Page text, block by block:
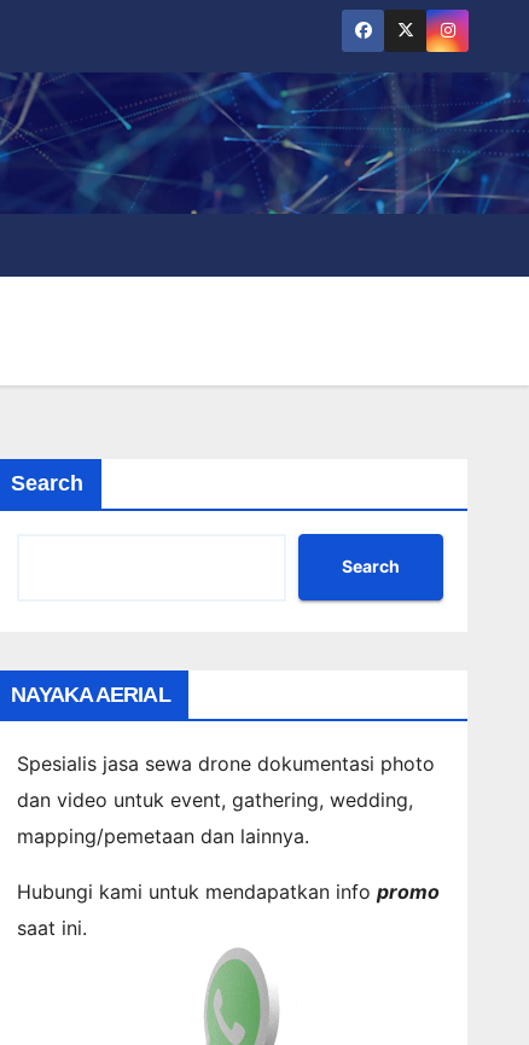
Search
Search
NAYAKA AERIAL
Spesialis jasa sewa drone dokumentasi photo
dan video untuk event, gathering, wedding,
mapping/pemetaan dan lainnya.
Hubungi kami untuk mendapatkan infopromo
saat ini.